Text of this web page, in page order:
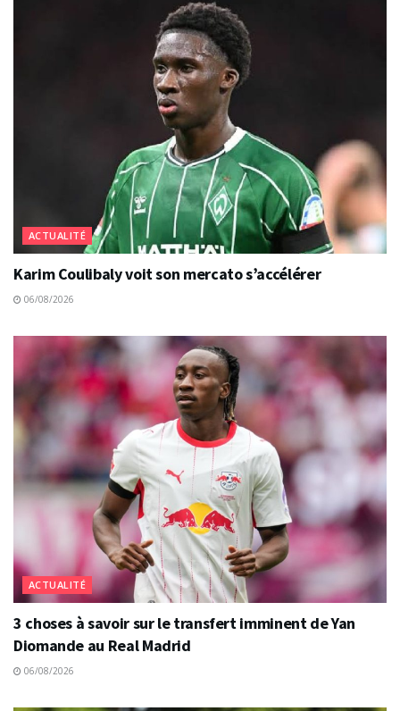
ACTUALITÉ
Karim Coulibaly voit son mercato s’accélérer
06/08/2026
ACTUALITÉ
3 choses à savoir sur le transfert imminent de Yan
Diomande au Real Madrid
06/08/2026